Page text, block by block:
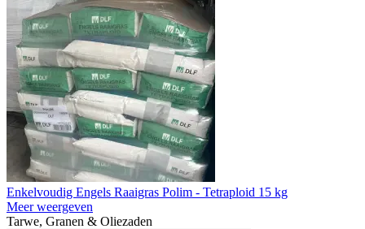
Enkelvoudig Engels Raaigras Polim - Tetraploid 15 kg
Meer weergeven
Tarwe, Granen & Oliezaden